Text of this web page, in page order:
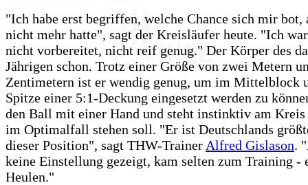
"Ich habe erst begriffen, welche Chance sich mir bot,
nicht mehr hatte", sagt der Kreisläufer heute. "Ich
nicht vorbereitet, nicht reif genug." Der Körper des
Jährigen schon. Trotz einer Größe von zwei Metern
Zentimetern ist er wendig genug, um im Mittelblock
Spitze einer 5:1-Deckung eingesetzt werden zu
den Ball mit einer Hand und steht instinktiv am
im Optimalfall stehen soll. "Er ist Deutschlands
dieser Position", sagt THW-Trainer Alfred Gislason.
keine Einstellung gezeigt, kam selten zum Training -
Heulen."